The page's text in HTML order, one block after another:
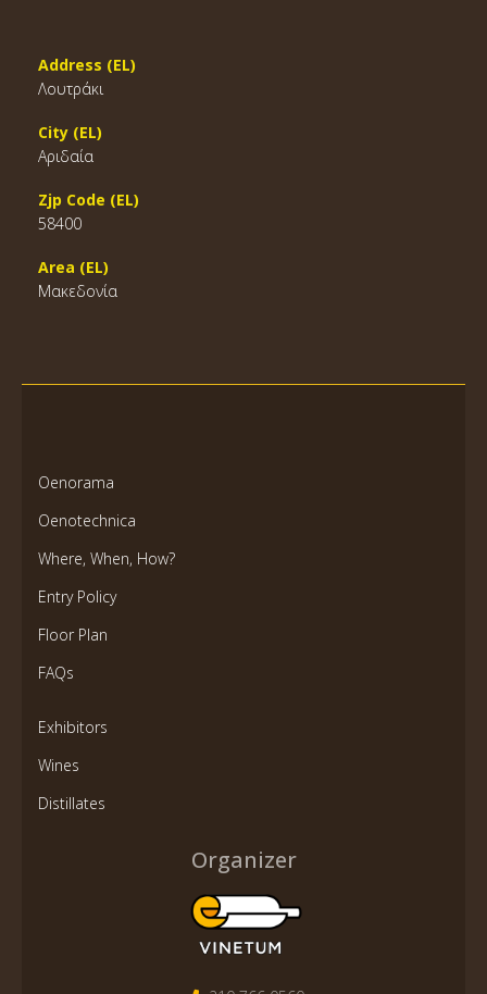
Address (EL)
Λουτράκι
City (EL)
Αριδαία
Zjp Code (EL)
58400
Area (EL)
Μακεδονία
Oenorama
Oenotechnica
Where, When, How?
Entry Policy
Floor Plan
FAQs
Exhibitors
Wines
Distillates
Organizer